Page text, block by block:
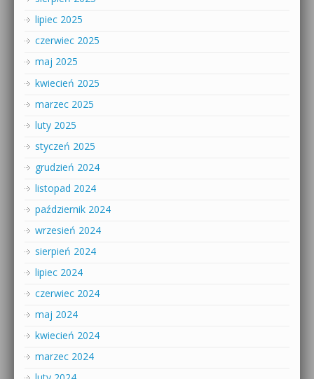
lipiec 2025
czerwiec 2025
maj 2025
kwiecień 2025
marzec 2025
luty 2025
styczeń 2025
grudzień 2024
listopad 2024
październik 2024
wrzesień 2024
sierpień 2024
lipiec 2024
czerwiec 2024
maj 2024
kwiecień 2024
marzec 2024